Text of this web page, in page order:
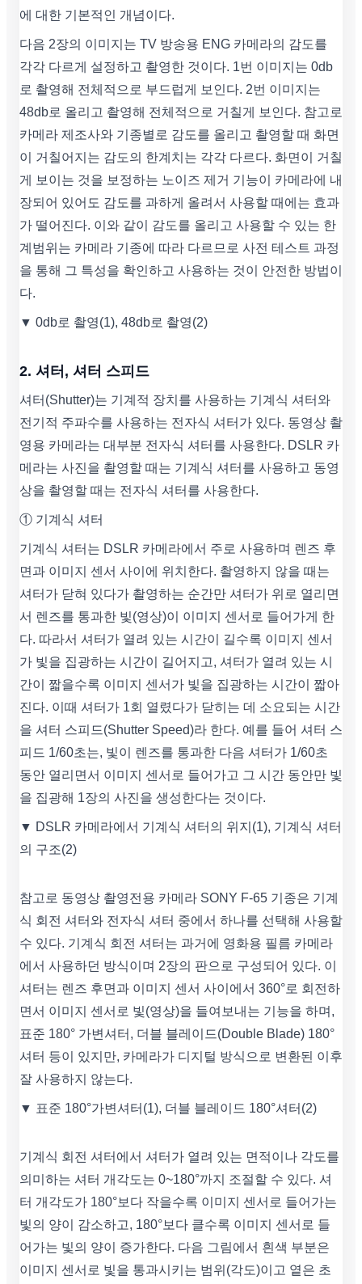
에 대한 기본적인 개념이다.
다음 2장의 이미지는 TV 방송용 ENG 카메라의 감도를
각각 다르게 설정하고 촬영한 것이다. 1번 이미지는 0db
로 촬영해 전체적으로 부드럽게 보인다. 2번 이미지는
48db로 올리고 촬영해 전체적으로 거칠게 보인다. 참고로
카메라 제조사와 기종별로 감도를 올리고 촬영할 때 화면
이 거칠어지는 감도의 한계치는 각각 다르다. 화면이 거칠
게 보이는 것을 보정하는 노이즈 제거 기능이 카메라에 내
장되어 있어도 감도를 과하게 올려서 사용할 때에는 효과
가 떨어진다. 이와 같이 감도를 올리고 사용할 수 있는 한
계범위는 카메라 기종에 따라 다르므로 사전 테스트 과정
을 통해 그 특성을 확인하고 사용하는 것이 안전한 방법이
다.
▼ 0db로 촬영(1), 48db로 촬영(2)
2. 셔터, 셔터 스피드
셔터(Shutter)는 기계적 장치를 사용하는 기계식 셔터와
전기적 주파수를 사용하는 전자식 셔터가 있다. 동영상 촬
영용 카메라는 대부분 전자식 셔터를 사용한다. DSLR 카
메라는 사진을 촬영할 때는 기계식 셔터를 사용하고 동영
상을 촬영할 때는 전자식 셔터를 사용한다.
① 기계식 셔터
기계식 셔터는 DSLR 카메라에서 주로 사용하며 렌즈 후
면과 이미지 센서 사이에 위치한다. 촬영하지 않을 때는
셔터가 닫혀 있다가 촬영하는 순간만 셔터가 위로 열리면
서 렌즈를 통과한 빛(영상)이 이미지 센서로 들어가게 한
다. 따라서 셔터가 열려 있는 시간이 길수록 이미지 센서
가 빛을 집광하는 시간이 길어지고, 셔터가 열려 있는 시
간이 짧을수록 이미지 센서가 빛을 집광하는 시간이 짧아
진다. 이때 셔터가 1회 열렸다가 닫히는 데 소요되는 시간
을 셔터 스피드(Shutter Speed)라 한다. 예를 들어 셔터 스
피드 1/60초는, 빛이 렌즈를 통과한 다음 셔터가 1/60초
동안 열리면서 이미지 센서로 들어가고 그 시간 동안만 빛
을 집광해 1장의 사진을 생성한다는 것이다.
▼ DSLR 카메라에서 기계식 셔터의 위지(1), 기계식 셔터
의 구조(2)
참고로 동영상 촬영전용 카메라 SONY F-65 기종은 기계
식 회전 셔터와 전자식 셔터 중에서 하나를 선택해 사용할
수 있다. 기계식 회전 셔터는 과거에 영화용 필름 카메라
에서 사용하던 방식이며 2장의 판으로 구성되어 있다. 이
셔터는 렌즈 후면과 이미지 센서 사이에서 360°로 회전하
면서 이미지 센서로 빛(영상)을 들여보내는 기능을 하며,
표준 180° 가변셔터, 더블 블레이드(Double Blade) 180°
셔터 등이 있지만, 카메라가 디지털 방식으로 변환된 이후
잘 사용하지 않는다.
▼ 표준 180°가변셔터(1), 더블 블레이드 180°셔터(2)
기계식 회전 셔터에서 셔터가 열려 있는 면적이나 각도를
의미하는 셔터 개각도는 0~180°까지 조절할 수 있다. 셔
터 개각도가 180°보다 작을수록 이미지 센서로 들어가는
빛의 양이 감소하고, 180°보다 클수록 이미지 센서로 들
어가는 빛의 양이 증가한다. 다음 그림에서 흰색 부분은
이미지 센서로 빛을 통과시키는 범위(각도)이고 옅은 초